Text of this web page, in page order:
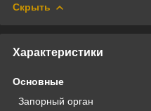
Скрыть
Характеристики
Основные
Запорный орган